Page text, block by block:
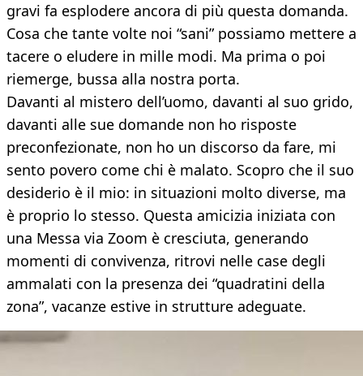
gravi fa esplodere ancora di più questa domanda.
Cosa che tante volte noi “sani” possiamo mettere a
tacere o eludere in mille modi. Ma prima o poi
riemerge, bussa alla nostra porta.
Davanti al mistero dell’uomo, davanti al suo grido,
davanti alle sue domande non ho risposte
preconfezionate, non ho un discorso da fare, mi
sento povero come chi è malato. Scopro che il suo
desiderio è il mio: in situazioni molto diverse, ma
è proprio lo stesso. Questa amicizia iniziata con
una Messa via Zoom è cresciuta, generando
momenti di convivenza, ritrovi nelle case degli
ammalati con la presenza dei “quadratini della
zona”, vacanze estive in strutture adeguate.